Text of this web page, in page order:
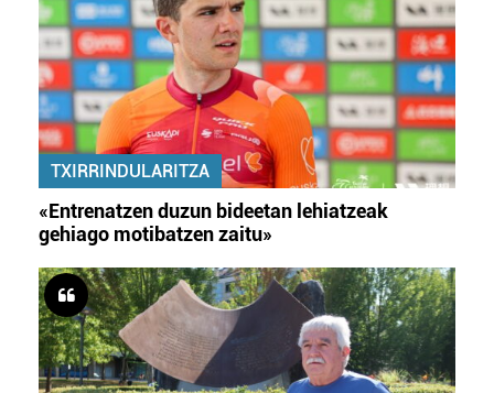
TXIRRINDULARITZA
«Entrenatzen duzun bideetan lehiatzeak
gehiago motibatzen zaitu»